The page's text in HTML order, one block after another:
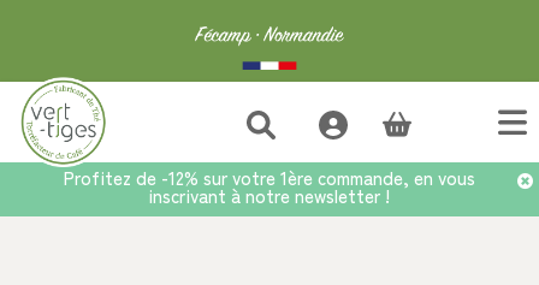
Profitez de -12% sur votre 1ère commande, en vous
inscrivant à notre newsletter !
Accessoires > Tasses, Mugs et Bols > Bols & Déjeuners